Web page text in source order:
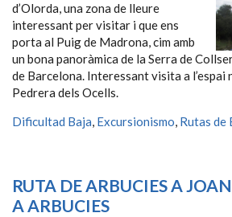
d’Olorda, una zona de lleure
interessant per visitar i que ens
porta al Puig de Madrona, cim amb
un bona panoràmica de la Serra de
de Barcelona. Interessant visita a l’espai
Pedrera dels Ocells.
Dificultad Baja, Excursionismo, Rutas de
RUTA DE ARBUCIES A
A ARBUCIES